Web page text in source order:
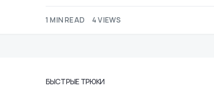
1 MIN READ 4 VIEWS
БЫСТРЫЕ ТРЮКИ